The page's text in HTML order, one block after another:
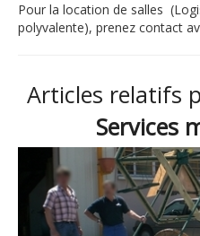
Pour la location de salles
polyvalente), prenez contact
Articles relatifs
Services